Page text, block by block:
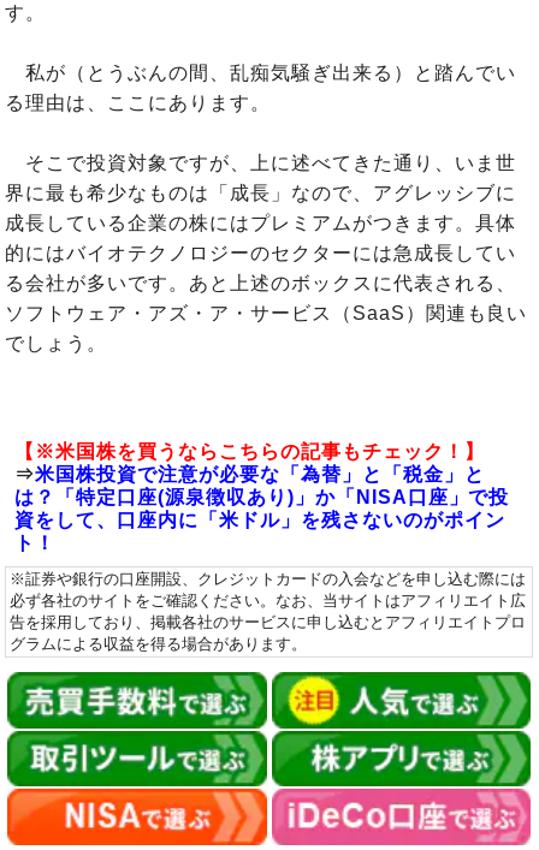
す。
私が（とうぶんの間、乱痴気騒ぎ出来る）と踏んでい
る理由は、ここにあります。
そこで投資対象ですが、上に述べてきた通り、いま世
界に最も希少なものは「成長」なので、アグレッシブに
成長している企業の株にはプレミアムがつきます。具体
的にはバイオテクノロジーのセクターには急成長してい
る会社が多いです。あと上述のボックスに代表される、
ソフトウェア・アズ・ア・サービス（SaaS）関連も良い
でしょう。
【※米国株を買うならこちらの記事もチェック！】
⇒米国株投資で注意が必要な「為替」と「税金」と
は？「特定口座(源泉徴収あり)」か「NISA口座」で投
資をして、口座内に「米ドル」を残さないのがポイン
ト！
※証券や銀行の口座開設、クレジットカードの入会などを申し込む際には
必ず各社のサイトをご確認ください。なお、当サイトはアフィリエイト広
告を採用しており、掲載各社のサービスに申し込むとアフィリエイトプロ
グラムによる収益を得る場合があります。